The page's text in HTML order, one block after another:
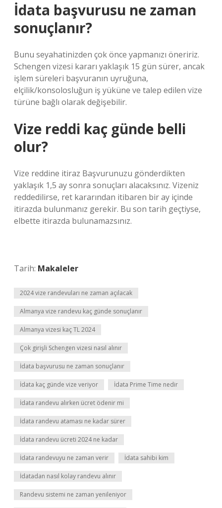
İdata başvurusu ne zaman
sonuçlanır?
Bunu seyahatinizden çok önce yapmanızı öneririz.
Schengen vizesi kararı yaklaşık 15 gün sürer, ancak
işlem süreleri başvuranın uyruğuna,
elçilik/konsolosluğun iş yüküne ve talep edilen vize
türüne bağlı olarak değişebilir.
Vize reddi kaç günde belli
olur?
Vize reddine itiraz Başvurunuzu gönderdikten
yaklaşık 1,5 ay sonra sonuçları alacaksınız. Vizeniz
reddedilirse, ret kararından itibaren bir ay içinde
itirazda bulunmanız gerekir. Bu son tarih geçtiyse,
elbette itirazda bulunamazsınız.
Tarih: Makaleler
2024 vize randevuları ne zaman açılacak
Almanya vize randevu kaç günde sonuçlanır
Almanya vizesi kaç TL 2024
Çok girişli Schengen vizesi nasıl alınır
İdata başvurusu ne zaman sonuçlanır
İdata kaç günde vize veriyor İdata Prime Time nedir
İdata randevu alırken ücret ödenir mi
İdata randevu ataması ne kadar sürer
İdata randevu ücreti 2024 ne kadar
İdata randevuyu ne zaman verir İdata sahibi kim
İdatadan nasıl kolay randevu alınır
Randevu sistemi ne zaman yenileniyor